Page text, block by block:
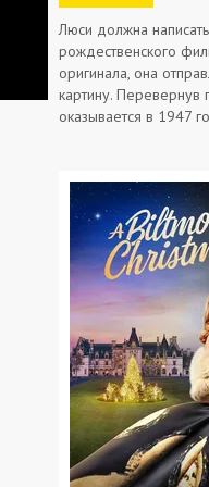
Люси должна
рождественского
оригинала, она
картину. Перевернув
оказывается в 1947